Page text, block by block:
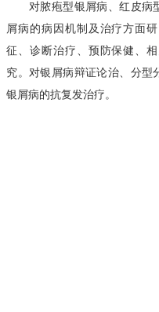
对脓疱型银屑病、红皮病
屑病的病因机制及治疗方面
征、诊断治疗、预防保健、
究。对银屑病辩证论治、分型
银屑病的抗复发治疗。